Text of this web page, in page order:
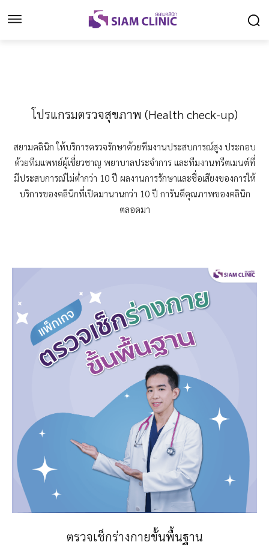
โปรแกรมตรวจสุขภาพ (Health check-up)
สยามคลินิก ให้บริการตรวจรักษาด้วยทีมงานประสบการณ์สูง ประกอบ
ด้วยทีมแพทย์ผู้เชี่ยวชาญ พยาบาลประจำการ และทีมงานทรีตเมนต์ที่
มีประสบการณ์ไม่ต่ำกว่า 10 ปี ผลงานการรักษาและชื่อเสียงของการให้
บริการของคลินิกที่เปิดมานานกว่า 10 ปี การันตีคุณภาพของคลินิก
ตลอดมา
ตรวจเช็กร่างกายขั้นพื้นฐาน